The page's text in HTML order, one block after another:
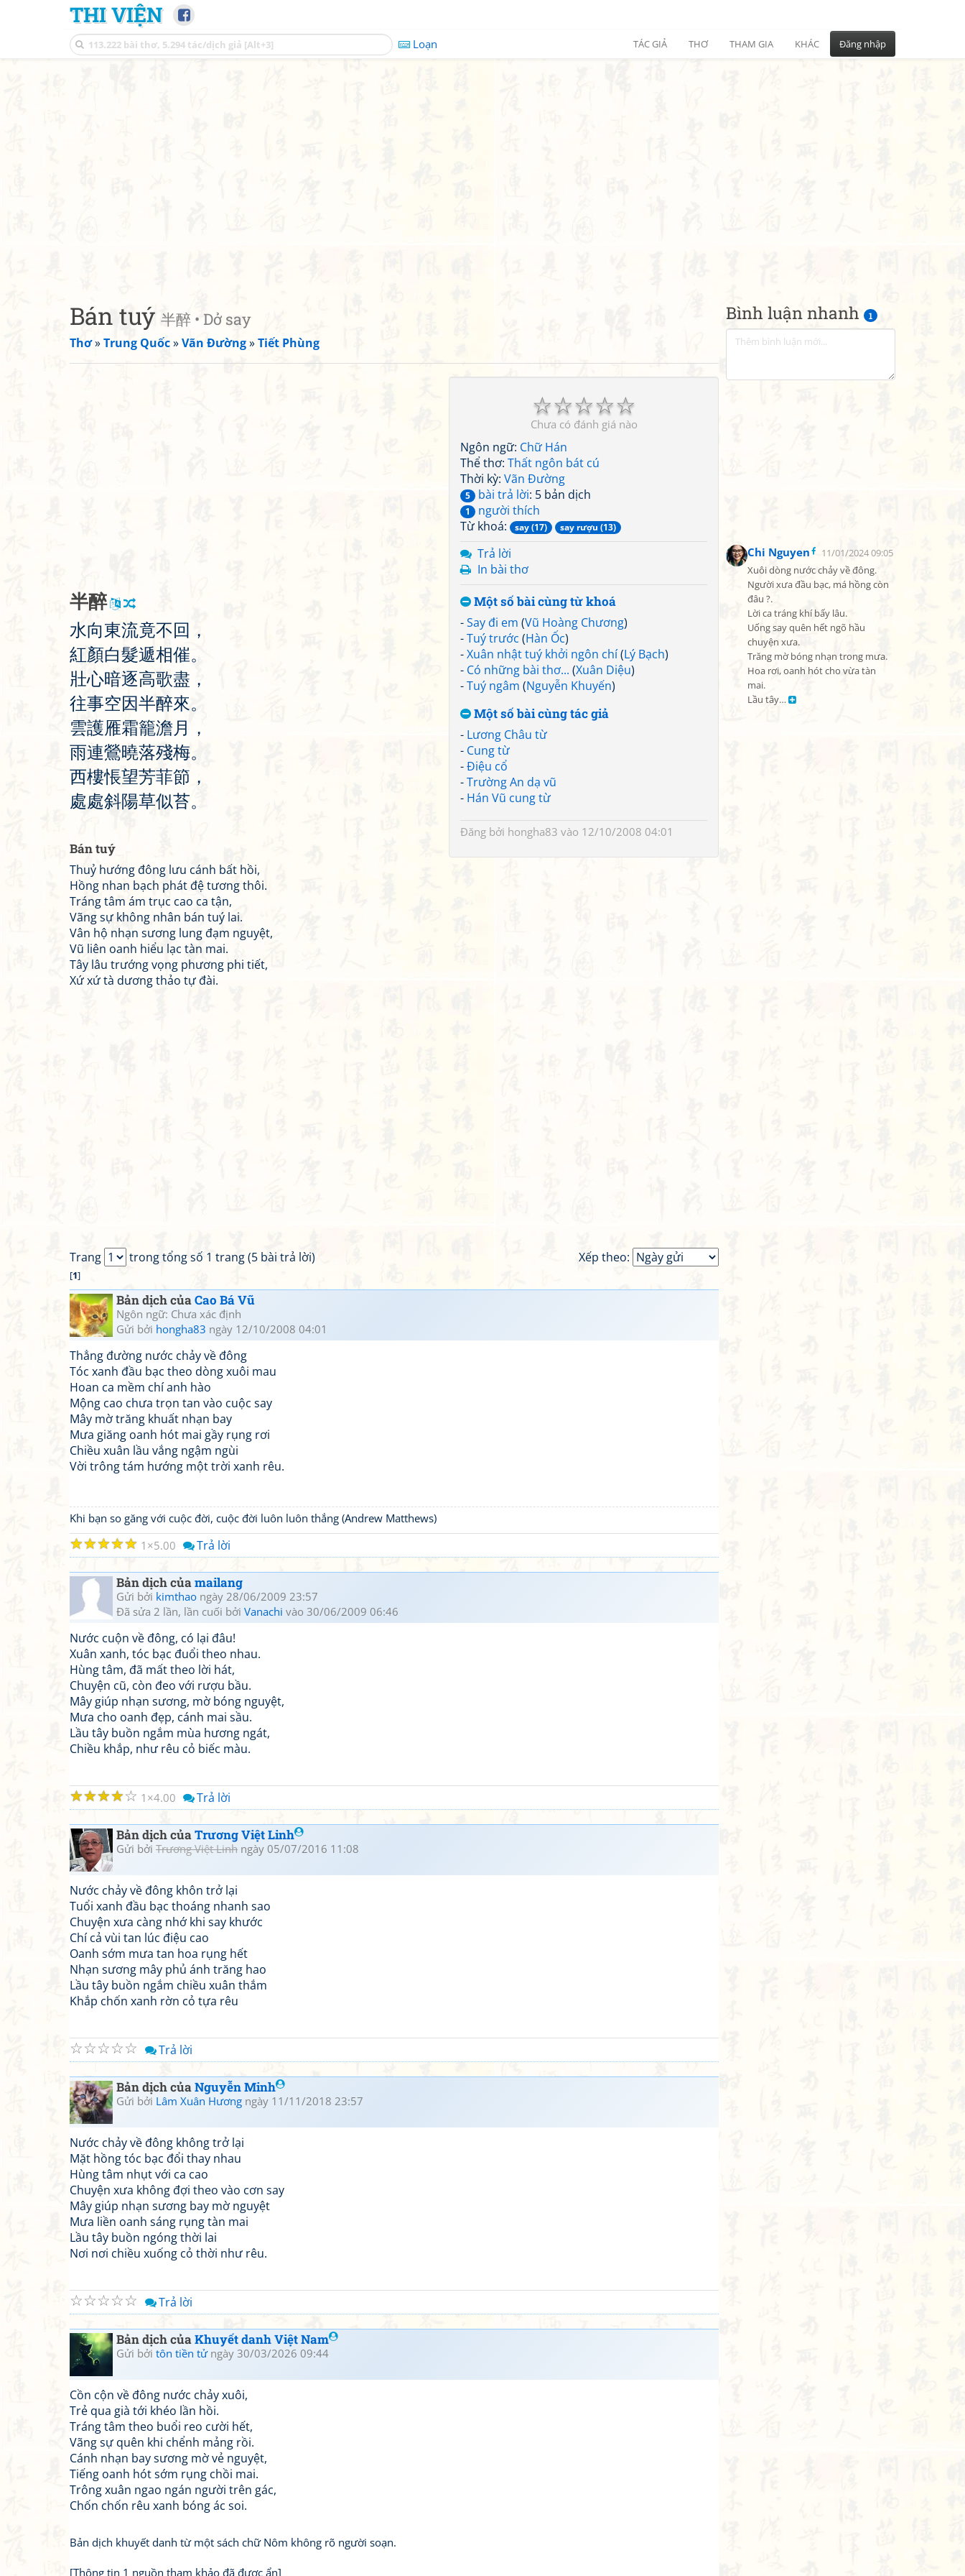
THI VIỆN
Loạn TÁC GIẢ THƠ THAM GIA KHÁC Đăng nhập
Bình luận nhanh 1
Chi Nguyen
11/01/2024 09:05
Xuôi dòng nước chảy về đông.
Người xưa đầu bạc, má hồng còn
đâu ?.
Lời ca tráng khí bấy lâu.
Uống say quên hết ngõ hầu
chuyện xưa.
Trăng mờ bóng nhạn trong mưa.
Hoa rơi, oanh hót cho vừa tàn
mai.
Lầu tây…
Bán tuý 半醉 • Dở say
Thơ»Trung Quốc»Vãn Đường»Tiết Phùng
☆
☆
☆
☆
☆
Chưa có đánh giá nào
Ngôn ngữ: Chữ Hán
Thể thơ: Thất ngôn bát cú
Thời kỳ: Vãn Đường
5 bài trả lời: 5 bản dịch
1
người thích
Từ khoá:
say (17) say rượu (13)
Trả lời
In bài thơ
Một số bài cùng từ khoá
-Say đi em (Vũ Hoàng Chương)
-Tuý trước (Hàn Ốc)
-Xuân nhật tuý khởi ngôn chí(Lý Bạch)
- Có những bài thơ... (Xuân Diệu)
-Tuý ngâm (Nguyễn Khuyến)
Một số bài cùng tác giả
- Lương Châu từ
- Cung từ
-Điệu cổ
-Trường An dạ vũ
- Hán Vũ cung từ
Đăng bởi hongha83 vào 12/10/2008 04:01
半醉
水向東流竟不回 ，
紅顏白髮遞相催。
壯心暗逐高歌盡 ，
往事空因半醉來。
雲護雁霜籠澹 月
，
雨連鶯曉落殘梅。
西樓悵望芳菲節 ，
處處斜陽草似苔。
Bán tuý
Thuỷ hướng đông lưu cánh bất hồi,
Hồng nhan bạch phát đệ tương thôi.
Tráng tâm ám trục cao ca tận,
Vãng sự không nhân bán tuý lai.
Vân hộ nhạn sương lung đạm nguyệt,
Vũ liên oanh hiểu lạc tàn mai.
Tây lâu trướng vọng phương phi tiết,
Xứ xứ tà dương thảo tự đài.
Xếp theo:
Trang trong tổng số 1 trang (5 bài trả lời)
[1]
Bản dịch củaCao Bá Vũ
Ngôn ngữ: Chưa xác định
Gửi bởi hongha83 ngày 12/10/2008 04:01
Thẳng đường nước chảy về đông
Tóc xanh đầu bạc theo dòng xuôi mau
Hoan ca mềm chí anh hào
Mộng cao chưa trọn tan vào cuộc say
Mây mờ trăng khuất nhạn bay
Mưa giăng oanh hót mai gầy rụng rơi
Chiều xuân lầu vắng ngậm ngùi
Vời trông tám hướng một trời xanh rêu.
Khi bạn so găng với cuộc đời, cuộc đời luôn luôn thắng (Andrew Matthews)
☆
☆
☆
☆
☆ 1 5.00 Trả lời
Bản dịch củamailang
Gửi bởi kimthao ngày 28/06/2009 23:57
Đã sửa 2 lần, lần cuối bởi Vanachi vào 30/06/2009 06:46
Nước cuộn về đông, có lại đâu!
Xuân xanh, tóc bạc đuổi theo nhau.
Hùng tâm, đã mất theo lời hát,
Chuyện cũ, còn đeo với rượu bầu.
Mây giúp nhạn sương, mờ bóng nguyệt,
Mưa cho oanh đẹp, cánh mai sầu.
Lầu tây buồn ngắm mùa hương ngát,
Chiều khắp, như rêu cỏ biếc màu.
☆
☆
☆
☆
☆ 1 4.00 Trả lời
Bản dịch củaTrương Việt Linh
Gửi bởi Trương Việt Linh ngày 05/07/2016 11:08
Nước chảy về đông khôn trở lại
Tuổi xanh đầu bạc thoáng nhanh sao
Chuyện xưa càng nhớ khi say khước
Chí cả vùi tan lúc điệu cao
Oanh sớm mưa tan hoa rụng hết
Nhạn sương mây phủ ánh trăng hao
Lầu tây buồn ngắm chiều xuân thắm
Khắp chốn xanh rờn cỏ tựa rêu
☆
☆
☆
☆
☆ Trả lời
Bản dịch củaNguyễn Minh
Gửi bởi Lâm Xuân Hương ngày 11/11/2018 23:57
Nước chảy về đông không trở lại
Mặt hồng tóc bạc đổi thay nhau
Hùng tâm nhụt với ca cao
Chuyện xưa không đợi theo vào cơn say
Mây giúp nhạn sương bay mờ nguyệt
Mưa liền oanh sáng rụng tàn mai
Lầu tây buồn ngóng thời lai
Nơi nơi chiều xuống cỏ thời như rêu.
☆
☆
☆
☆
☆ Trả lời
Bản dịch củaKhuyết danh Việt Nam
Gửi bởi tôn tiền tửngày 30/03/2026 09:44
Cồn cộn về đông nước chảy xuôi,
Trẻ qua già tới khéo lần hồi.
Tráng tâm theo buổi reo cười hết,
Vãng sự quên khi chểnh mảng rồi.
Cánh nhạn bay sương mờ vẻ nguyệt,
Tiếng oanh hót sớm rụng chồi mai.
Trông xuân ngao ngán người trên gác,
Chốn chốn rêu xanh bóng ác soi.
Bản dịch khuyết danh từ một sách chữ Nôm không rõ người soạn.
[Thông tin 1 nguồn tham khảo đã được ẩn]